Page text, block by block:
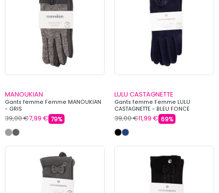
MANOUKIAN
Gants femme Femme MANOUKIAN
- GRIS
39,00 €7,99 € 79%
LULU CASTAGNETTE
Gants femme Femme LULU
CASTAGNETTE - BLEU FONCE
39,00 €11,99 € 69%